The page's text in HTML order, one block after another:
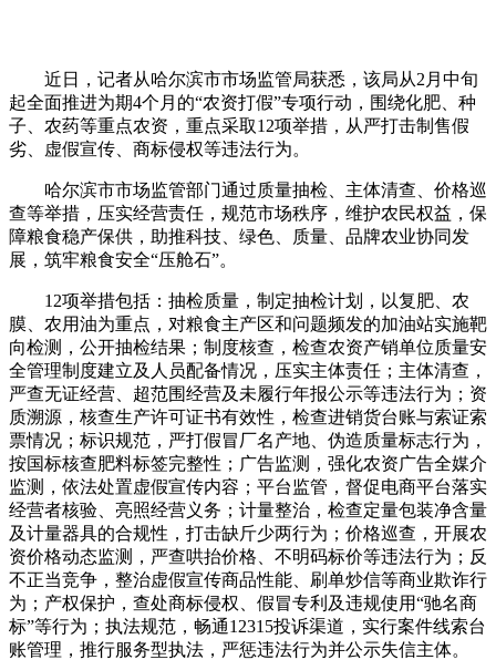
近日，记者从哈尔滨市市场监管局获悉，该局从2月中旬
起全面推进为期4个月的“农资打假”专项行动，围绕化肥、种
子、农药等重点农资，重点采取12项举措，从严打击制售假
劣、虚假宣传、商标侵权等违法行为。
哈尔滨市市场监管部门通过质量抽检、主体清查、价格巡
查等举措，压实经营责任，规范市场秩序，维护农民权益，保
障粮食稳产保供，助推科技、绿色、质量、品牌农业协同发
展，筑牢粮食安全“压舱石”。
12项举措包括：抽检质量，制定抽检计划，以复肥、农
膜、农用油为重点，对粮食主产区和问题频发的加油站实施靶
向检测，公开抽检结果；制度核查，检查农资产销单位质量安
全管理制度建立及人员配备情况，压实主体责任；主体清查，
严查无证经营、超范围经营及未履行年报公示等违法行为；资
质溯源，核查生产许可证书有效性，检查进销货台账与索证索
票情况；标识规范，严打假冒厂名产地、伪造质量标志行为，
按国标核查肥料标签完整性；广告监测，强化农资广告全媒介
监测，依法处置虚假宣传内容；平台监管，督促电商平台落实
经营者核验、亮照经营义务；计量整治，检查定量包装净含量
及计量器具的合规性，打击缺斤少两行为；价格巡查，开展农
资价格动态监测，严查哄抬价格、不明码标价等违法行为；反
不正当竞争，整治虚假宣传商品性能、刷单炒信等商业欺诈行
为；产权保护，查处商标侵权、假冒专利及违规使用“驰名商
标”等行为；执法规范，畅通12315投诉渠道，实行案件线索台
账管理，推行服务型执法，严惩违法行为并公示失信主体。